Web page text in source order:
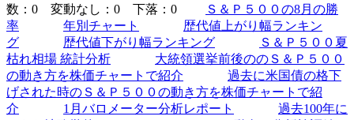
数：0 変動なし：0 下落：0
Ｓ＆Ｐ５００の8月の勝
率
年別チャート
歴代値上がり幅ランキン
グ
歴代値下がり幅ランキング
Ｓ＆Ｐ５００夏
枯れ相場 統計分析
大統領選挙前後ののＳ＆Ｐ５００
の動き方を株価チャートで紹介
過去に米国債の格下
げされた時のＳ＆Ｐ５００の動き方を株価チャートで紹
介
1月バロメーター分析レポート
過去100年に